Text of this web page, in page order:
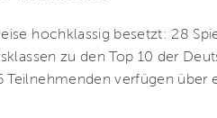
hochklassig besetzt: 28
zu den Top 10 der
Teilnehmenden verfügen über